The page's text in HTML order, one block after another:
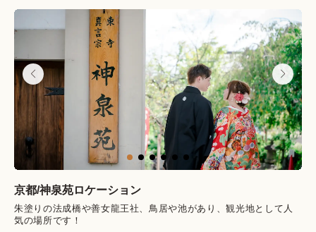
京都/神泉苑ロケーション
朱塗りの法成橋や善女龍王社、鳥居や池があり、観光地として人
気の場所です！